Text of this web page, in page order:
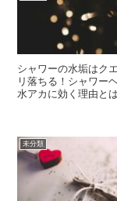
シャワーの水垢はク
リ落ちる！シャワー
水アカに効く理由と
未分類